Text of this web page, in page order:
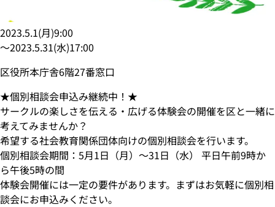
2023.5.1(月)9:00
〜2023.5.31(水)17:00
区役所本庁舎6階27番窓口
★個別相談会申込み継続中！★
サークルの楽しさを伝える・広げる体験会の開催を区と一緒に
考えてみませんか？
希望する社会教育関係団体向けの個別相談会を行います。
個別相談会期間：5月1日（月）～31日（水） 平日午前9時か
ら午後5時の間
体験会開催には一定の要件があります。まずはお気軽に個別相
談会にお申込みください。